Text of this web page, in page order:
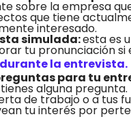
sobre la empresa
que tiene
interesado.
simulada:esta es
tu pronunciación
la entrevista.
para tu
alguna
de trabajo o a tus
tu interés por